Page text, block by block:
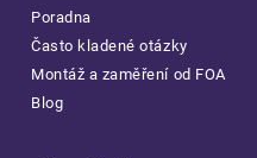
Poradna
Často kladené otázky
Montáž a zaměření od FOA
Blog